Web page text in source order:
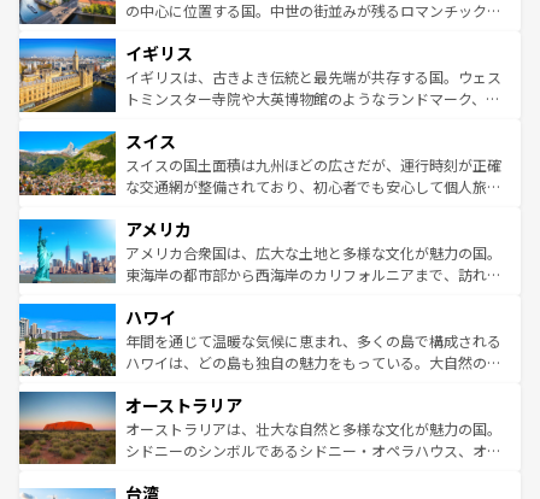
ンテンツ一覧を参照してほしい。
から魅了する。また、フランスは美食の国としても知ら
いる。シャンパンの発祥地であるランス、プロヴァンスの
香り高いラベンダー畑など、多彩な楽しみ方が可能だ。さ
らに、パリ以外の地域にも魅力が溢れており、どの街角に
れる地方に足を運ぶとそれぞれで全く異なる文化を体験で
きるだろう。 なお、新着のフランス情報はコンテンツ一覧
を参照してほしい。
の中心に位置する国。中世の街並みが残るロマンチック街
顔を持つこの国は、どこを歩いても飽きることがない。ベ
ルリンの文化的活気、バイエルン州のアルプスの絶景、そ
してライン川沿いのワイン畑といった風景は必見。ビール
は、お酒好きな人にはぜひ体験してほしい。 なお、新着の
ドイツ情報はコンテンツ一覧を参照してほしい。
イギリス
イギリスは、古きよき伝統と最先端が共存する国。ウェス
トミンスター寺院や大英博物館のようなランドマーク、歴
リアごとに異なる魅力がある。また、優雅なアフタヌーン
ティー、ビール好きにはたまらない英国パブ、サッカー観
戦など、本場だからこそできる体験も豊富。イギリスを旅
ンツ一覧を参照してほしい。
スイス
スイスの国土面積は九州ほどの広さだが、運行時刻が正確
な交通網が整備されており、初心者でも安心して個人旅行
の建物がそのまま残る町や、スイスならではのユニークな
博物館もあり、アルプス観光だけでなく町歩きも満喫する
ことができる。国民の所得が高いため物価も高いが、旅行
ば市内交通費無料で観光を楽しむこともできる。 なお、新
着のスイス情報はコンテンツ一覧 を参照してほしい。
アメリカ
アメリカ合衆国は、広大な土地と多様な文化が魅力の国。
東海岸の都市部から西海岸のカリフォルニアまで、訪れる
のような巨大都市は、観光、ショッピング、エンターテイ
ンメントが詰まった刺激的なスポットだ。一方、アメリカ
西部には大自然が広がり、グランドキャニオンやイエロー
部のニューオーリンズでは、音楽と美食が融合した独特の
文化が魅力。旅行者はアメリカの各地域で異なる魅力を楽
しみながら、その多様性と豊かな歴史を感じることができ
ならではの贅沢な旅のスタイルだ。 なお、新着のアメリカ
ハワイ
年間を通じて温暖な気候に恵まれ、多くの島で構成される
ハワイは、どの島も独自の魅力をもっている。大自然の神
ワイ島は見逃せない。また、定番の観光地といえばオアフ
島だが、静かな自然を求めるならマウイ島やカウアイ島が
おすすめ。エメラルドグリーンに輝く海をはじめ、豊かな
れるおもてなしの心で訪れる人々を迎えてくれるハワイの
オーストラリア
オーストラリアは、壮大な自然と多様な文化が魅力の国。
シドニーのシンボルであるシドニー・オペラハウス、オー
リアリーフや大陸中央部にそびえるウルル（エアーズロッ
台湾